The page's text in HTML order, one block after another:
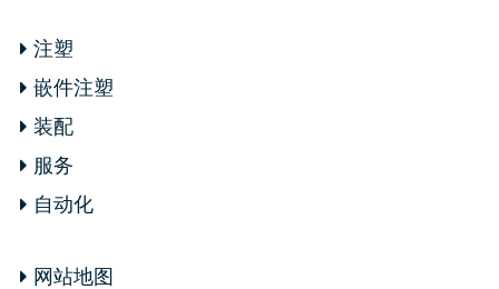
注塑
嵌件注塑
装配
服务
自动化
网站地图